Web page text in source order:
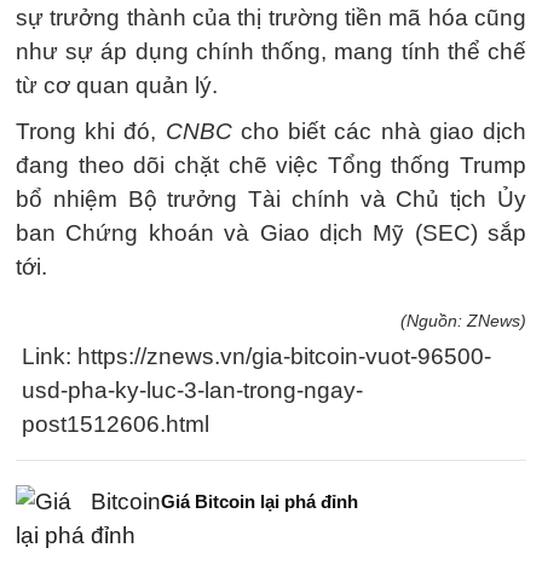
sự trưởng thành của thị trường tiền mã hóa cũng
như sự áp dụng chính thống, mang tính thể chế
từ cơ quan quản lý.
Trong khi đó, CNBCcho biết các nhà giao dịch
đang theo dõi chặt chẽ việc Tổng thống Trump
bổ nhiệm Bộ trưởng Tài chính và Chủ tịch Ủy
ban Chứng khoán và Giao dịch Mỹ (SEC) sắp
tới.
(Nguồn: ZNews)
Link: https://znews.vn/gia-bitcoin-vuot-96500-
usd-pha-ky-luc-3-lan-trong-ngay-
post1512606.html
Giá Bitcoin lại phá đỉnh